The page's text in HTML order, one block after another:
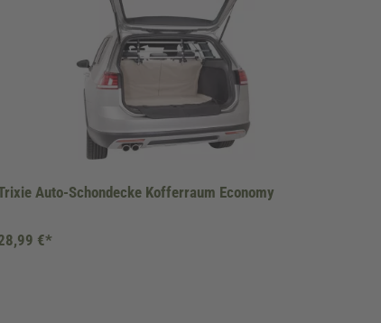
Auto-Schondecke Kofferraum Economy
€*